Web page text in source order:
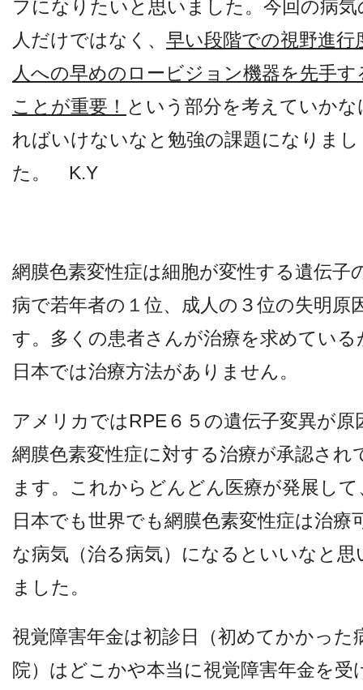
フになりたいと思いました。今回の病気
人だけではなく、 早い段階での視野進行
人への早めのロービジョン機器を先手す
ことが重要！ という部分を考えていかな
ればいけないなと勉強の課題になりまし
た。 K.Y
網膜色素変性症は細胞が変性する遺伝子
病で若年者の１位、成人の３位の失明原
す。多くの患者さんが治療を求めている
日本では治療方法がありません。
アメリカではRPE６５の遺伝子変異が原
網膜色素変性症に対する治療が承認され
ます。これからどんどん医療が発展して
日本でも世界でも網膜色素変性症は治療
な病気（治る病気）になるといいなと思
ました。
視覚障害年金は初診日（初めてかかった
院）はどこかや本当に視覚障害年金を受